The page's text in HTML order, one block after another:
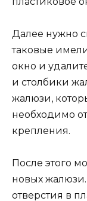
Далее нужно
таковые
окно и
и столбики
жалюзи,
необходимо
крепления.
После этого
новых
отверстия в